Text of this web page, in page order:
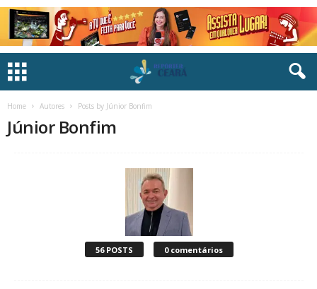
Home Autores Posts by Júnior Bonfim
Júnior Bonfim
56 POSTS 0 comentários